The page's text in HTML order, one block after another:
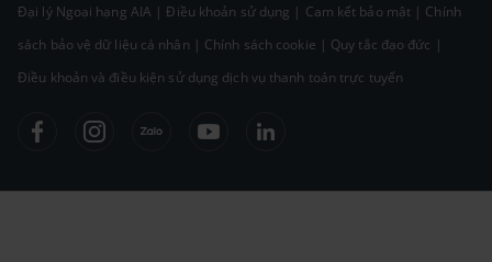
Đại lý Ngoại hạng AIA |Điều khoản sử dụng | Cam kết bảo mật | Chính
sách bảo vệ dữ liệu cá nhân | Chính sách cookie | Quy tắc đạo đức |
Điều khoản và điều kiện sử dụng dịch vụ thanh toán trực tuyến